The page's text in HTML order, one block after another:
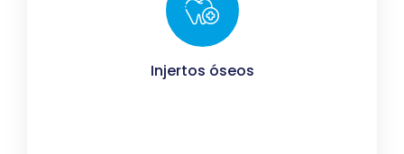
Injertos óseos